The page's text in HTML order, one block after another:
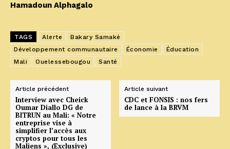
Hamadoun Alphagalo
TAGS Alerte
Bakary Samaké
Développement communautaire
Économie
Éducation
Mali
Ouelessebougou Santé
Article précédent
Interview avec Cheick
Oumar Diallo DG de
BITRUN au Mali: « Notre
entreprise vise à
simplifier l’accès aux
cryptos pour tous les
Maliens », (Exclusive)
Article suivant
CDC et FONSIS : nos fers
de lance à la BRVM